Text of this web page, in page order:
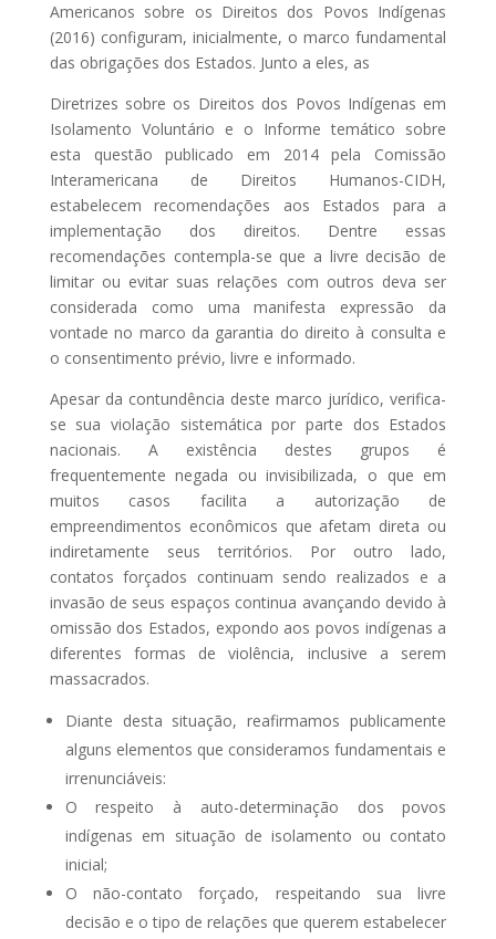
Americanos sobre os Direitos dos Povos Indígenas
(2016) configuram, inicialmente, o marco fundamental
das obrigações dos Estados. Junto a eles, as
Diretrizes sobre os Direitos dos Povos Indígenas em
Isolamento Voluntário e o Informe temático sobre
esta questão publicado em 2014 pela Comissão
Interamericana de Direitos Humanos-CIDH,
estabelecem recomendações aos Estados para a
implementação dos direitos. Dentre essas
recomendações contempla-se que a livre decisão de
limitar ou evitar suas relações com outros deva ser
considerada como uma manifesta expressão da
vontade no marco da garantia do direito à consulta e
o consentimento prévio, livre e informado.
Apesar da contundência deste marco jurídico, verifica-
se sua violação sistemática por parte dos Estados
nacionais. A existência destes grupos é
frequentemente negada ou invisibilizada, o que em
muitos casos facilita a autorização de
empreendimentos econômicos que afetam direta ou
indiretamente seus territórios. Por outro lado,
contatos forçados continuam sendo realizados e a
invasão de seus espaços continua avançando devido à
omissão dos Estados, expondo aos povos indígenas a
diferentes formas de violência, inclusive a serem
massacrados.
Diante desta situação, reafirmamos publicamente
alguns elementos que consideramos fundamentais e
irrenunciáveis:
O respeito à auto-determinação dos povos
indígenas em situação de isolamento ou contato
inicial;
O não-contato forçado, respeitando sua livre
decisão e o tipo de relações que querem estabelecer